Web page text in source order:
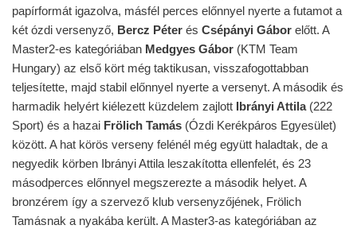
papírformát igazolva, másfél perces előnnyel nyerte a futamot a
két ózdi versenyző, Bercz Péter és Csépányi Gábor előtt. A
Master2-es kategóriában Medgyes Gábor (KTM Team
Hungary) az első kört még taktikusan, visszafogottabban
teljesítette, majd stabil előnnyel nyerte a versenyt. A második és
harmadik helyért kiélezett küzdelem zajlott Ibrányi Attila(222
Sport) és a hazai Frölich Tamás (Ózdi Kerékpáros Egyesület)
között. A hat körös verseny felénél még együtt haladtak, de a
negyedik körben Ibrányi Attila leszakította ellenfelét, és 23
másodperces előnnyel megszerezte a második helyet. A
bronzérem így a szervező klub versenyzőjének, Frölich
Tamásnak a nyakába került. A Master3-as kategóriában az